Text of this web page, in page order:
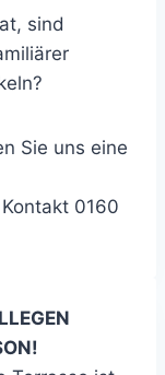
sind
Sie uns eine
0160